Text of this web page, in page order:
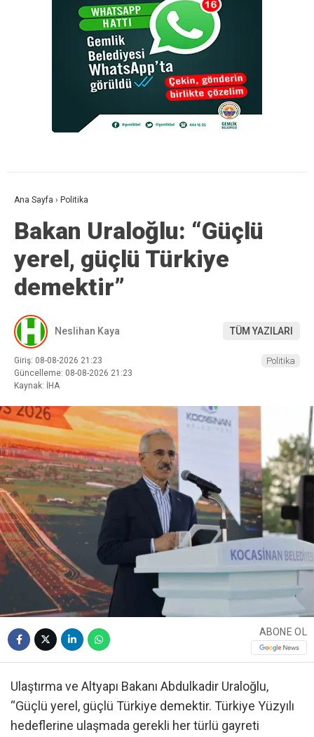
Ana Sayfa › Politika
Bakan Uraloğlu: “Güçlü
yerel, güçlü Türkiye
demektir”
Neslihan Kaya TÜM YAZILARI
Giriş: 08-08-2026 21:23
Güncelleme: 08-08-2026 21:23
Kaynak: İHA
Politika
ABONE OL
Ulaştırma ve Altyapı Bakanı Abdulkadir Uraloğlu,
“Güçlü yerel, güçlü Türkiye demektir. Türkiye Yüzyılı
hedeflerine ulaşmada gerekli her türlü gayreti